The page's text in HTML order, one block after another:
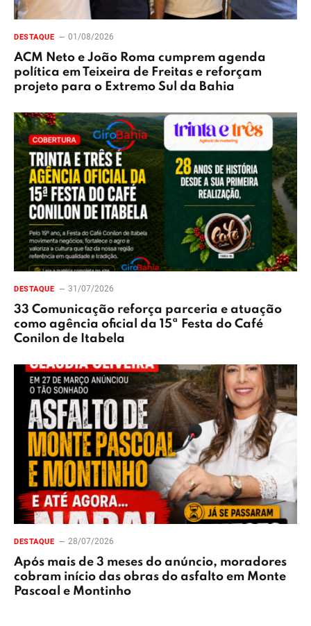
DESTAQUE 01/08/2026
ACM Neto e João Roma cumprem agenda
política em Teixeira de Freitas e reforçam
projeto para o Extremo Sul da Bahia
DESTAQUE 31/07/2026
33 Comunicação reforça parceria e atuação
como agência oficial da 15ª Festa do Café
Conilon de Itabela
DESTAQUE 28/07/2026
Após mais de 3 meses do anúncio, moradores
cobram início das obras do asfalto em Monte
Pascoal e Montinho